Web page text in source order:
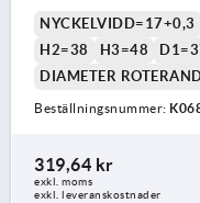
NYCKELVIDD=17+0,3
H2=38
H3=48
DIAMETER
Beställningsnummer:
319,64 kr
exkl. moms
exkl. leveranskostnader